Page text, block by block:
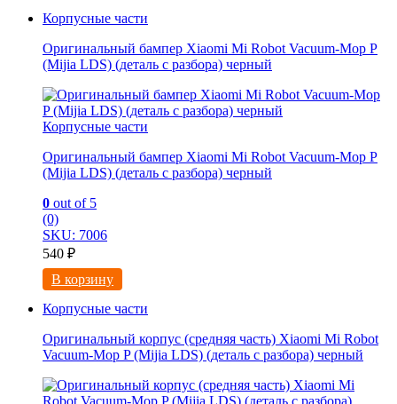
Корпусные части
Оригинальный бампер Xiaomi Mi Robot Vacuum-Mop P
(Mijia LDS) (деталь с разбора) черный
Корпусные части
Оригинальный бампер Xiaomi Mi Robot Vacuum-Mop P
(Mijia LDS) (деталь с разбора) черный
0 out of 5
(0)
SKU: 7006
540 ₽
В корзину
Корпусные части
Оригинальный корпус (средняя часть) Xiaomi Mi Robot
Vacuum-Mop P (Mijia LDS) (деталь с разбора) черный